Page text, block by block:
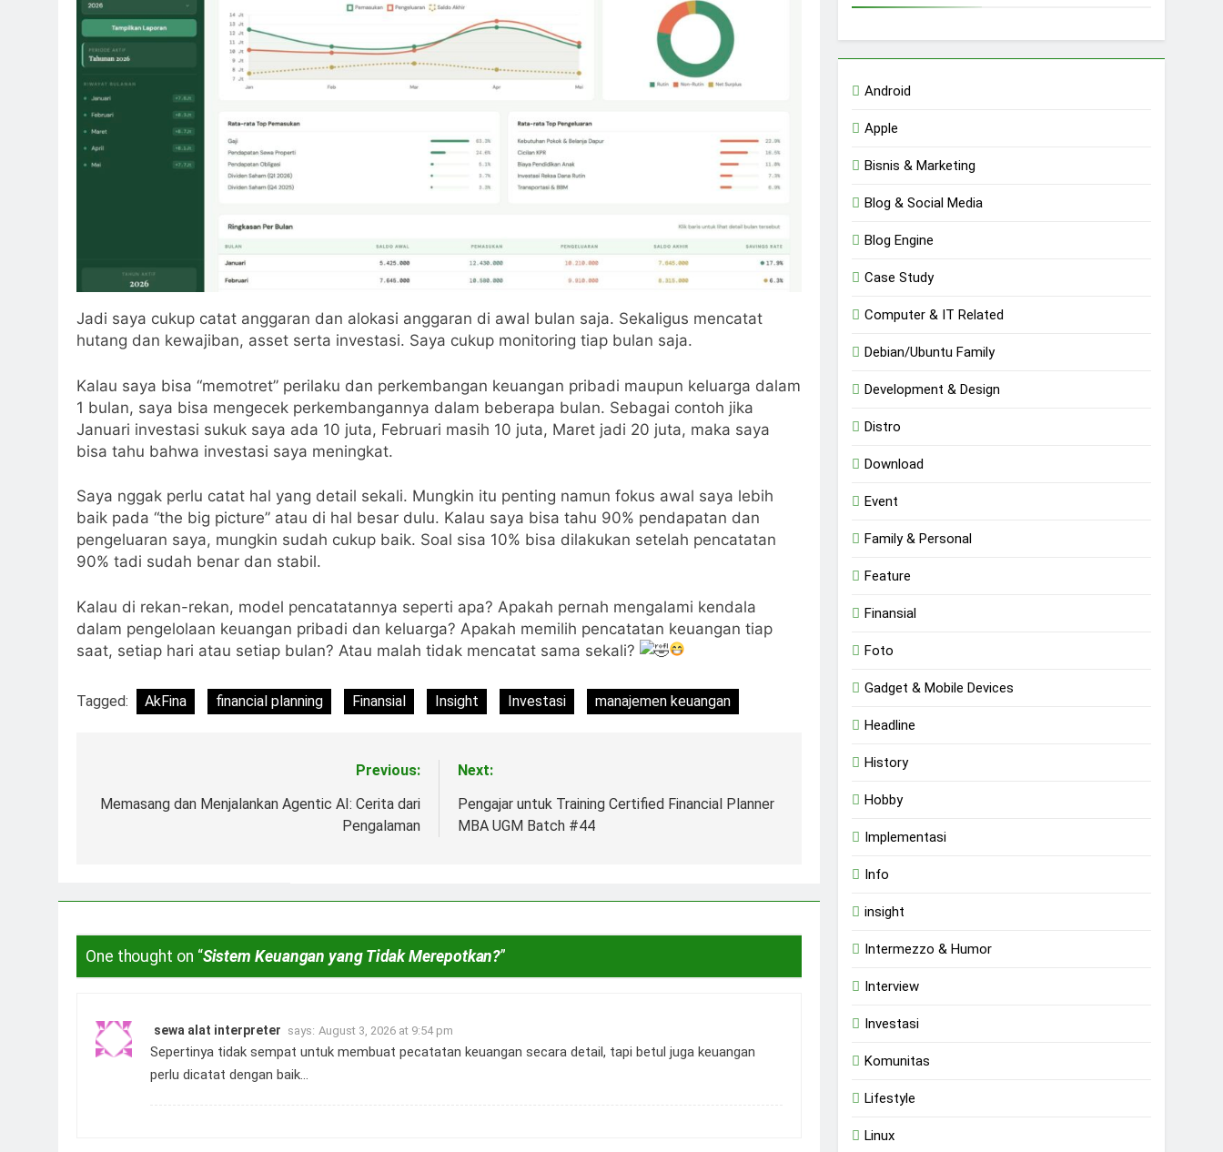
Jadi saya cukup catat anggaran dan alokasi anggaran di awal bulan saja. Sekaligus mencatat
hutang dan kewajiban, asset serta investasi. Saya cukup monitoring tiap bulan saja.
Kalau saya bisa “memotret” perilaku dan perkembangan keuangan pribadi maupun keluarga dalam
1 bulan, saya bisa mengecek perkembangannya dalam beberapa bulan. Sebagai contoh jika
Januari investasi sukuk saya ada 10 juta, Februari masih 10 juta, Maret jadi 20 juta, maka saya
bisa tahu bahwa investasi saya meningkat.
Saya nggak perlu catat hal yang detail sekali. Mungkin itu penting namun fokus awal saya lebih
baik pada “the big picture” atau di hal besar dulu. Kalau saya bisa tahu 90% pendapatan dan
pengeluaran saya, mungkin sudah cukup baik. Soal sisa 10% bisa dilakukan setelah pencatatan
90% tadi sudah benar dan stabil.
Kalau di rekan-rekan, model pencatatannya seperti apa? Apakah pernah mengalami kendala
dalam pengelolaan keuangan pribadi dan keluarga? Apakah memilih pencatatan keuangan tiap
saat, setiap hari atau setiap bulan? Atau malah tidak mencatat sama sekali?
Tagged: AkFina financial planning Finansial Insight Investasi manajemen keuangan
navigation
Previous:
Memasang dan Menjalankan Agentic AI: Cerita dari
Pengalaman
Next:
Pengajar untuk Training Certified Financial Planner
MBA UGM Batch #44
One thought on “Sistem Keuangan yang Tidak Merepotkan?”
sewa alat interpreter says: August 3, 2026 at 9:54 pm
Sepertinya tidak sempat untuk membuat pecatatan keuangan secara detail, tapi betul juga keuangan
perlu dicatat dengan baik…
Android
Apple
Bisnis & Marketing
Blog & Social Media
Blog Engine
Case Study
Computer & IT Related
Debian/Ubuntu Family
Development & Design
Distro
Download
Event
Family & Personal
Feature
Finansial
Foto
Gadget & Mobile Devices
Headline
History
Hobby
Implementasi
Info
insight
Intermezzo & Humor
Interview
Investasi
Komunitas
Lifestyle
Linux